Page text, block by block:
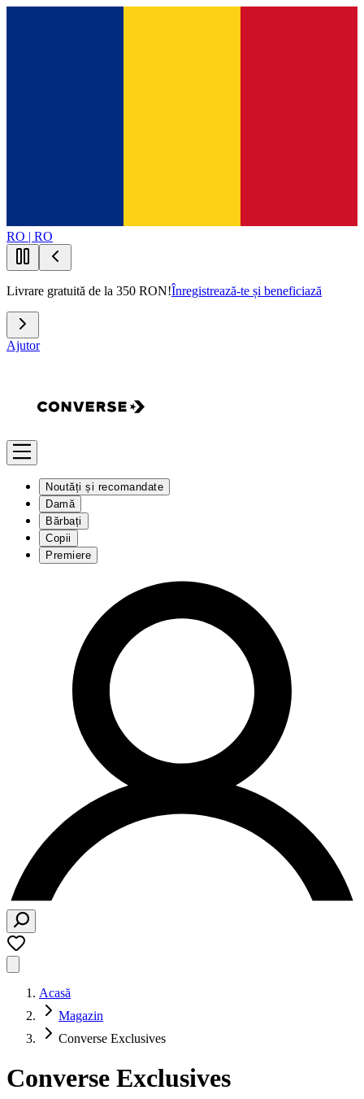
RO | RO
Livrare gratuită de la 350 RON!Înregistrează-te și beneficiază
Ajutor
Noutăți și recomandate
Damă
Bărbați
Copii
Premiere
Acasă
Magazin
Converse Exclusives
Converse Exclusives